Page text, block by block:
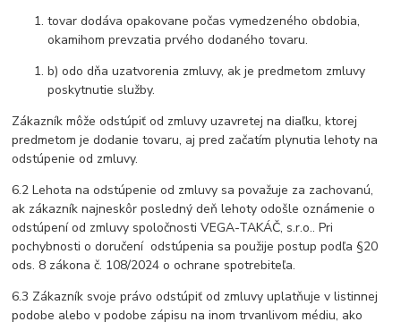
tovar dodáva opakovane počas vymedzeného obdobia,
okamihom prevzatia prvého dodaného tovaru.
b) odo dňa uzatvorenia zmluvy, ak je predmetom zmluvy
poskytnutie služby.
Zákazník môže odstúpiť od zmluvy uzavretej na diaľku, ktorej
predmetom je dodanie tovaru, aj pred začatím plynutia lehoty na
odstúpenie od zmluvy.
6.2 Lehota na odstúpenie od zmluvy sa považuje za zachovanú,
ak zákazník najneskôr posledný deň lehoty odošle oznámenie o
odstúpení od zmluvy spoločnosti VEGA-TAKÁČ, s.r.o.. Pri
pochybnosti o doručení odstúpenia sa použije postup podľa §20
ods. 8 zákona č. 108/2024 o ochrane spotrebiteľa.
6.3 Zákazník svoje právo odstúpiť od zmluvy uplatňuje v listinnej
podobe alebo v podobe zápisu na inom trvanlivom médiu, ako